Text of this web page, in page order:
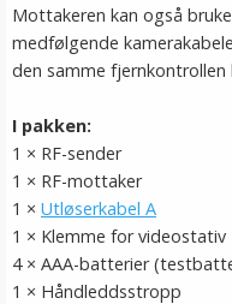
Mottakeren kan også
medfølgende
den samme fjernkontrollen
I pakken:
1 × RF-sender
1 × RF-mottaker
1 × Utløserkabel A
1 × Klemme for videostativ
4 × AAA-batterier
1 × Håndleddsstropp